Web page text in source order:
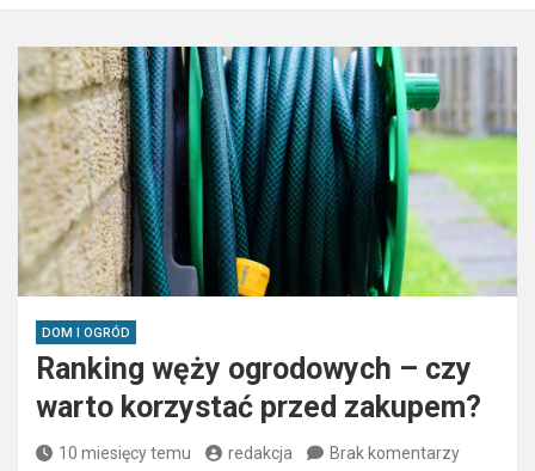
DOM I OGRÓD
Ranking węży ogrodowych – czy
warto korzystać przed zakupem?
10 miesięcy temu redakcja Brak komentarzy